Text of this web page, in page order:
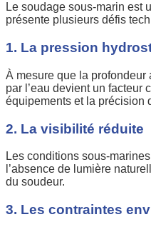
Le soudage sous-marin est
présente plusieurs défis
1. La pression
À mesure que la
par l’eau devient un facteur
équipements et la précision
2. La visibilité réduite
Les conditions sous-
l’absence de lumière
du soudeur.
3. Les contraintes